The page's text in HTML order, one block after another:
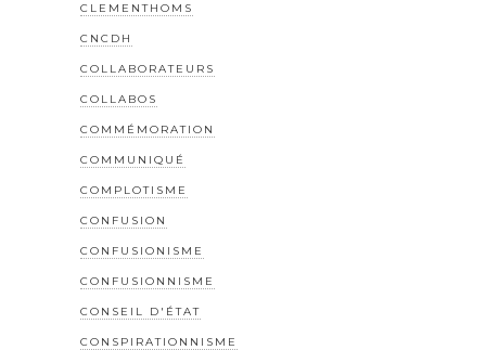
CLEMENTHOMS
CNCDH
COLLABORATEURS
COLLABOS
COMMÉMORATION
COMMUNIQUÉ
COMPLOTISME
CONFUSION
CONFUSIONISME
CONFUSIONNISME
CONSEIL D'ÉTAT
CONSPIRATIONNISME